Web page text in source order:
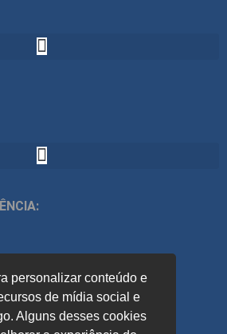
personalizar conteúdo e
de mídia social e
Alguns desses cookies